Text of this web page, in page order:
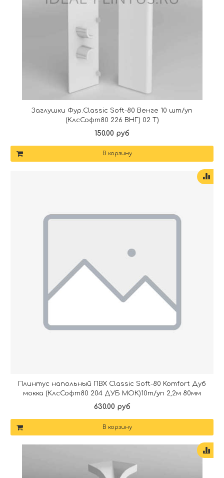
Заглушки Фур.Classic Soft-80 Венге 10 шт/уп
(КлсСофт80 226 ВНГ) 02 Т)
150.00 руб
В корзину
Плинтус напольный ПВХ Classic Soft-80 Komfort Дуб
мокка (КлсСофт80 204 ДУБ МОК)10т/уп 2,2м 80мм
630.00 руб
В корзину